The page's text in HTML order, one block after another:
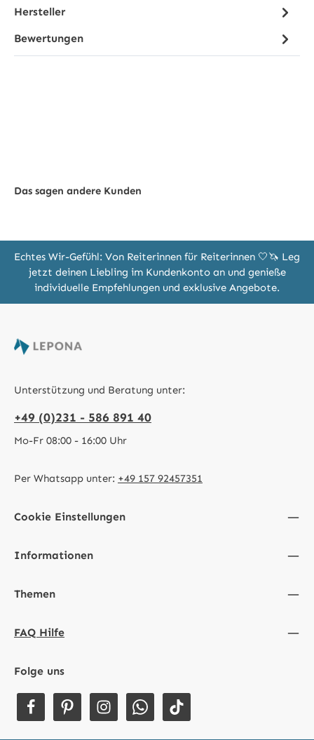
Hersteller
Bewertungen
Das sagen andere Kunden
Echtes Wir-Gefühl: Von Reiterinnen für Reiterinnen 🤍🦄 Leg
jetzt deinen Liebling im Kundenkonto an und genieße
individuelle Empfehlungen und exklusive Angebote.
Unterstützung und Beratung unter:
+49 (0)231 - 586 891 40
Mo-Fr 08:00 - 16:00 Uhr
Per Whatsapp unter: +49 157 92457351
Cookie Einstellungen
Informationen
Themen
FAQ Hilfe
Folge uns